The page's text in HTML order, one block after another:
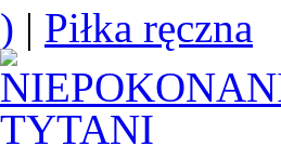
) | Piłka ręczna